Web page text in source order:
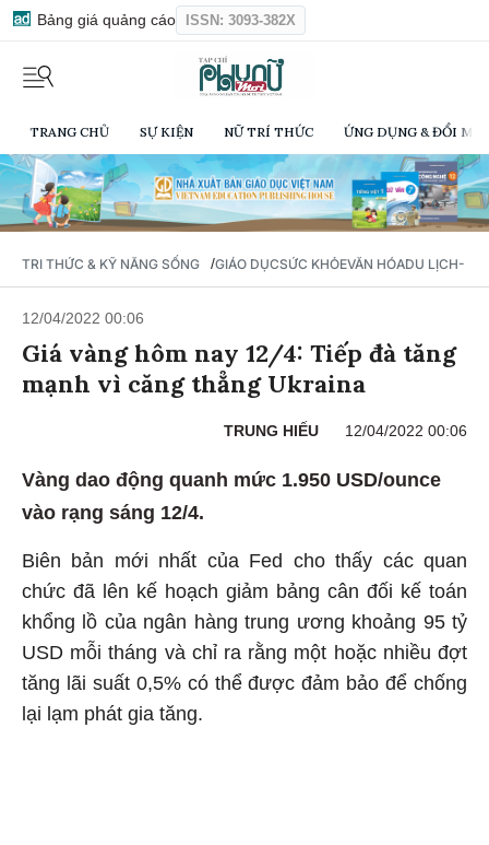
Bảng giá quảng cáo ISSN: 3093-382X
TRANG CHỦ SỰ KIỆN NỮ TRÍ THỨC ỨNG DỤNG & ĐỔI
TRI THỨC & KỸ NĂNG SỐNG /GIÁO DỤCSỨC KHỎEVĂN HÓADU LỊCH-
12/04/2022 00:06
Giá vàng hôm nay 12/4: Tiếp đà tăng
mạnh vì căng thẳng Ukraina
TRUNG HIẾU 12/04/2022 00:06
Vàng dao động quanh mức 1.950 USD/ounce
vào rạng sáng 12/4.
Biên bản mới nhất của Fed cho thấy các quan
chức đã lên kế hoạch giảm bảng cân đối kế toán
khổng lồ của ngân hàng trung ương khoảng 95 tỷ
USD mỗi tháng và chỉ ra rằng một hoặc nhiều đợt
tăng lãi suất 0,5% có thể được đảm bảo để chống
lại lạm phát gia tăng.